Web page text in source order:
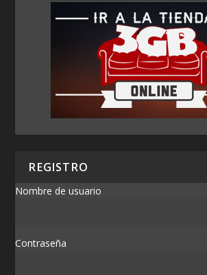
REGISTRO
Nombre de usuario
Contraseña